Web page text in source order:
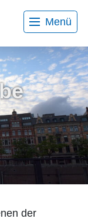
Menü
der